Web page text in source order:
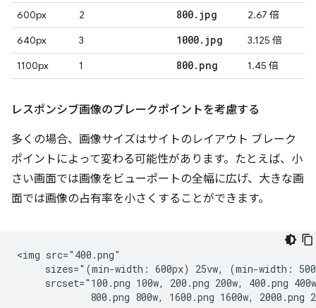
600px 2 800. jpg
2.67 倍
640px
3 1000. jpg
3.125 倍
1100px
1 800. png 1.45 倍
レスポンシブ画像のブレークポイントを考慮する
多くの場合、画像サイズはサイトのレイアウト ブレーク
ポイントによって変わる可能性があります。たとえば、小
さい画面では画像をビューポートの全幅に広げ、大きな画
面では画像の占有率を小さくすることができます。
<img src="400.png"
sizes="(min-width: 600px) 25vw, (min-width:
srcset="100.png 100w, 200.png 200w, 400.png